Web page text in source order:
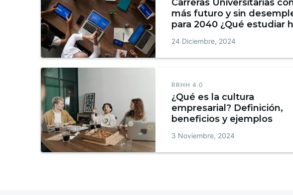
Carreras Universitarias
más futuro y sin
para 2040 ¿Qué estudiar
24 Diciembre, 2024
RRHH 4.0
¿Qué es la cultura
empresarial? Definición,
beneficios y ejemplos
3 Noviembre, 2024